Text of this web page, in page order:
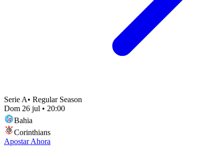
Serie A• Regular Season
Dom 26 jul • 20:00
Bahia
Corinthians
Apostar Ahora